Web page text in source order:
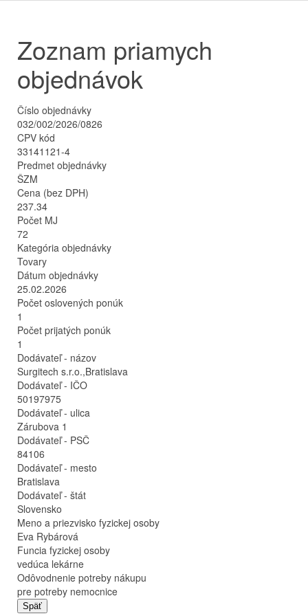
Zoznam priamych
objednávok
Číslo objednávky
032/002/2026/0826
CPV kód
33141121-4
Predmet objednávky
ŠZM
Cena (bez DPH)
237.34
Počet MJ
72
Kategória objednávky
Tovary
Dátum objednávky
25.02.2026
Počet oslovených ponúk
1
Počet prijatých ponúk
1
Dodávateľ - názov
Surgitech s.r.o.,Bratislava
Dodávateľ - IČO
50197975
Dodávateľ - ulica
Zárubova 1
Dodávateľ - PSČ
84106
Dodávateľ - mesto
Bratislava
Dodávateľ - štát
Slovensko
Meno a priezvisko fyzickej osoby
Eva Rybárová
Funcia fyzickej osoby
vedúca lekárne
Odôvodnenie potreby nákupu
pre potreby nemocnice
Späť